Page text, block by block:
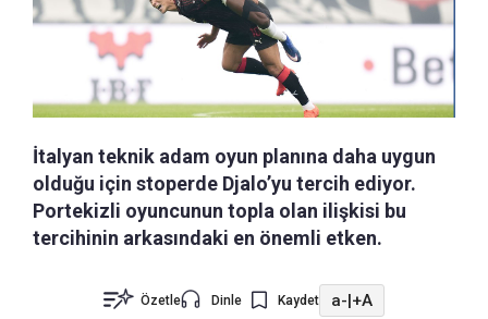
İtalyan teknik adam oyun planına daha uygun
olduğu için stoperde Djalo’yu tercih ediyor.
Portekizli oyuncunun topla olan ilişkisi bu
tercihinin arkasındaki en önemli etken.
Özetle Dinle Kaydet a-|+A